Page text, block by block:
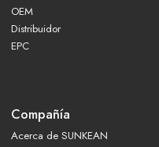
OEM
Distribuidor
EPC
Compañía
Acerca de SUNKEAN